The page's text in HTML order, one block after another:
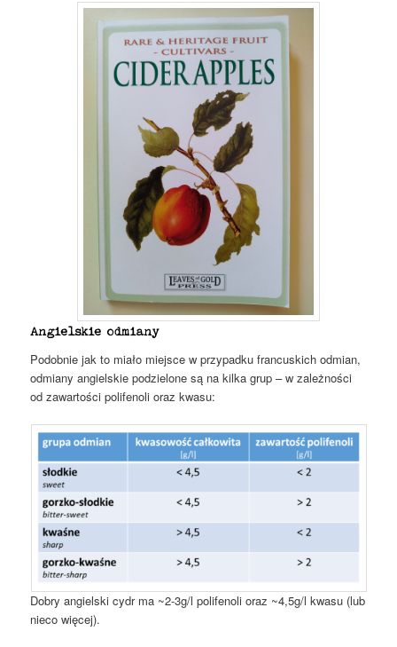
Angielskie odmiany
Podobnie jak to miało miejsce w przypadku francuskich odmian,
odmiany angielskie podzielone są na kilka grup – w zależności
od zawartości polifenoli oraz kwasu:
Dobry angielski cydr ma ~2-3g/l polifenoli oraz ~4,5g/l kwasu (lub
nieco więcej).